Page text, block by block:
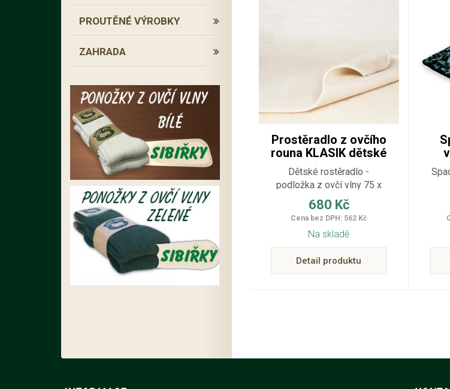
PROUTĚNÉ VÝROBKY
ZAHRADA
Prostěradlo z ovčího
rouna KLASIK dětské
75 x 140 cm
Dětské rostěradlo -
podložka z ovčí vlny 75 x
140 cm
680 Kč
Cena bez DPH: 562 Kč
Na skladě
Detail produktu